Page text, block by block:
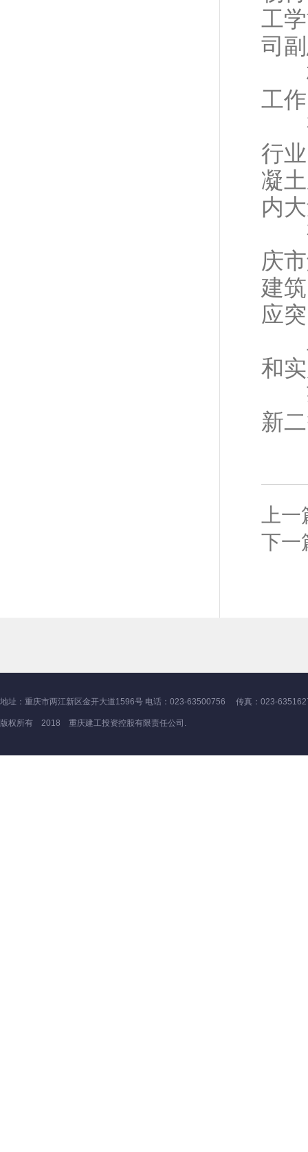
工
司
杨
工
研
行
凝
内
研
庆
建
应
和
获
新
上
下
地址：重庆市两江新区金开大道1596号 电话：023-63500756 传真：023-
版权所有 2018 重庆建工投资控股有限责任公司.